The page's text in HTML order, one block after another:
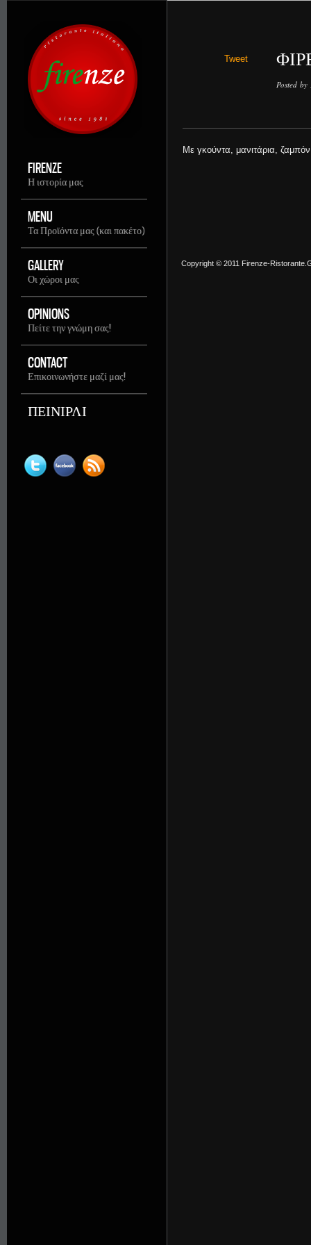
FIRENZE
Η ιστορία μας
MENU
Τα Προϊόντα μας (και πακέτο)
GALLERY
Οι χώροι μας
OPINIONS
Πείτε την γνώμη σας!
CONTACT
Επικοινωνήστε μαζί μας!
ΠΕΙΝΙΡΛΙ
Posted
Tweet
Με γκούντα, μανιτάρια,
Copyright © 2011 Firenze-